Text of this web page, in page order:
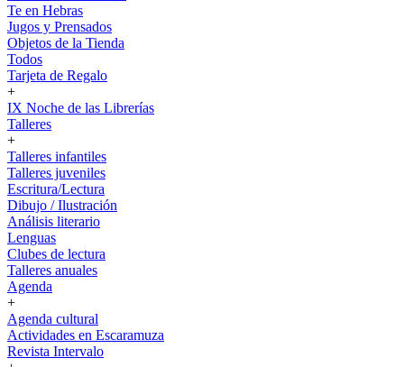
Te en Hebras
Jugos y Prensados
Objetos de la Tienda
Todos
Tarjeta de Regalo
+
IX Noche de las Librerías
Talleres
+
Talleres infantiles
Talleres juveniles
Escritura/Lectura
Dibujo / Ilustración
Análisis literario
Lenguas
Clubes de lectura
Talleres anuales
Agenda
+
Agenda cultural
Actividades en Escaramuza
Revista Intervalo